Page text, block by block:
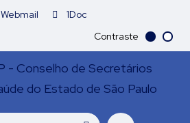
Webmail
1Doc
Contraste